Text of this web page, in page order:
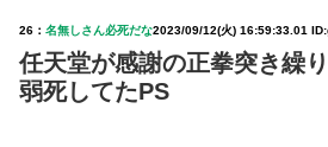
26： 名無しさん必死だな2023/09/12(火) 16:59:33.01
任天堂が感謝の正拳突き繰
弱死してたPS